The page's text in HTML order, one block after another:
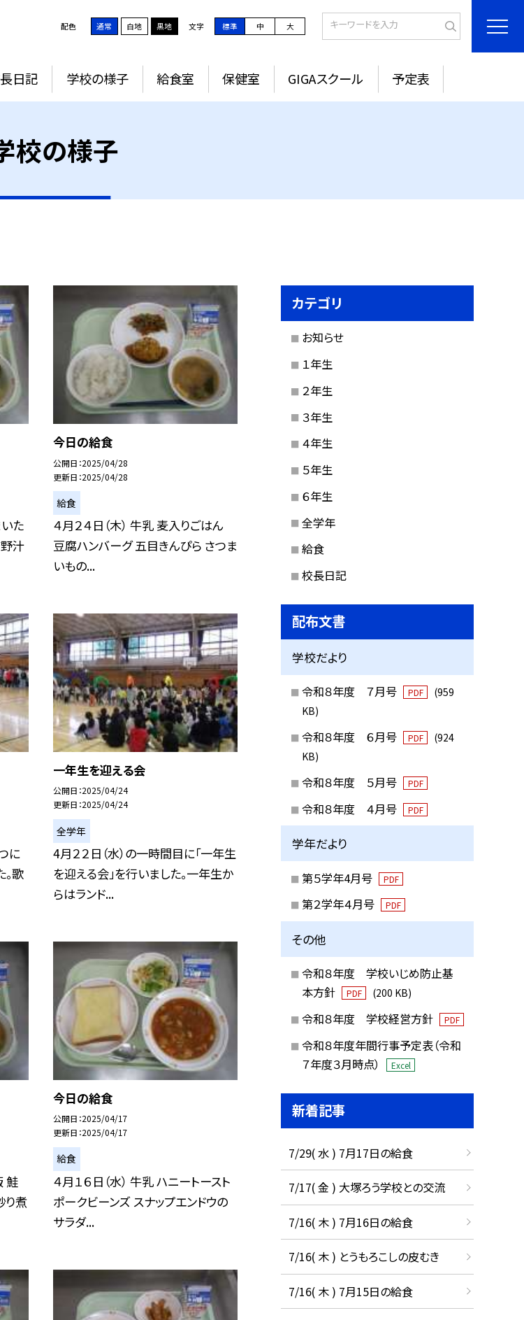
配色 通常 白地 黒地 文字 標準 中 大
日記 学校の様子 給食室 保健室 GIGAスクール 予定表
校の様子
いた
汁
今日の給食
公開日 2025/04/28
更新日 2025/04/28
給食
４月２４日（木） 牛乳 麦入りごはん
豆腐ハンバーグ 五目きんぴら さつま
いもの...
に
。歌
一年生を迎える会
公開日 2025/04/24
更新日 2025/04/24
全学年
4月２２日（水）の一時間目に「一年生
を迎える会」を行いました。一年生か
らはランド...
鮭
り煮
今日の給食
公開日 2025/04/17
更新日 2025/04/17
給食
４月１６日（水） 牛乳 ハニートースト
ポークビーンズ スナップエンドウの
サラダ...
カテゴリ
お知らせ
１年生
２年生
３年生
４年生
５年生
６年生
全学年
給食
校長日記
配布文書
学校だより
令和８年度 ７月号 PDF
(959
KB)
令和８年度 ６月号 PDF
(924
KB)
令和８年度 ５月号 PDF
令和８年度 ４月号 PDF
学年だより
第５学年4月号 PDF
第２学年４月号 PDF
その他
令和８年度 学校いじめ防止基
本方針
PDF (200 KB)
令和８年度 学校経営方針 PDF
令和８年度年間行事予定表（令和
７年度３月時点）
Excel
新着記事
7/29( 水 ) 7月17日の給食
7/17( 金 ) 大塚ろう学校との交流
7/16( 木 ) 7月16日の給食
7/16( 木 ) とうもろこしの皮むき
7/16( 木 ) 7月15日の給食